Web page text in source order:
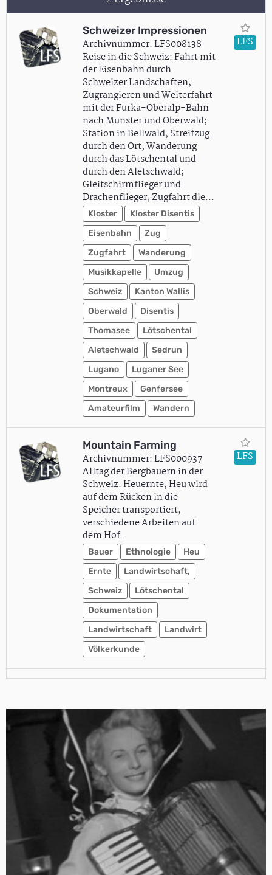
Schweizer Impressionen
Archivnummer: LFS008138
Reise in die Schweiz: Fahrt mit
der Eisenbahn durch
Schweizer Landschaften;
Zugrangieren und Weiterfahrt
mit der Furka-Oberalp-Bahn
nach Münster und Oberwald;
Station in Bellwald, Streifzug
durch den Ort; Wanderung
durch das Lötschental und
durch den Aletschwald;
Gleitschirmflieger und
Drachenflieger; Zugfahrt die…
Kloster
Kloster Disentis
Eisenbahn
Zug
Zugfahrt
Wanderung
Musikkapelle
Umzug
Schweiz
Kanton Wallis
Oberwald
Disentis
Thomasee
Lötschental
Aletschwald
Sedrun
Lugano
Luganer See
Montreux
Genfersee
Amateurfilm
Wandern
LFS
Mountain Farming
Archivnummer: LFS000937
Alltag der Bergbauern in der
Schweiz. Heuernte, Heu wird
auf dem Rücken in die
Speicher transportiert,
verschiedene Arbeiten auf
dem Hof.
Bauer Ethnologie
Heu
Ernte
Landwirtschaft,
Schweiz
Lötschental
Dokumentation
Landwirtschaft
Landwirt
Völkerkunde
LFS